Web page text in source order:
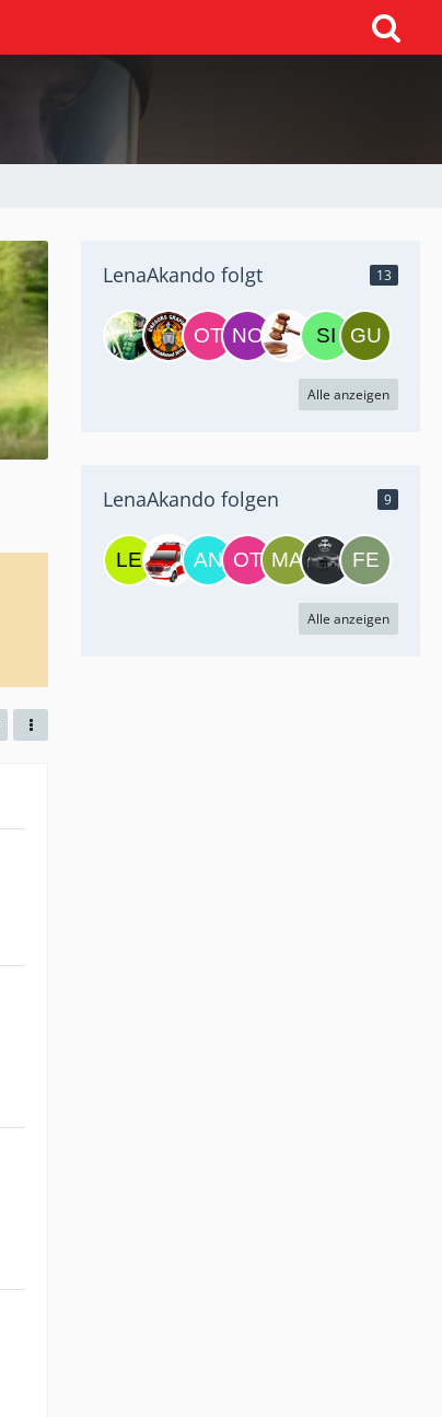
LenaAkando folgt 13
Alle anzeigen
LenaAkando folgen 9
Alle anzeigen